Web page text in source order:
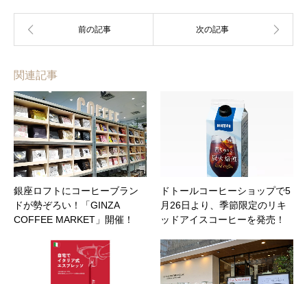
関連記事
銀座ロフトにコーヒーブラン
ドが勢ぞろい！「GINZA
COFFEE MARKET」開催！
ドトールコーヒーショップで5
月26日より、季節限定のリキ
ッドアイスコーヒーを発売！